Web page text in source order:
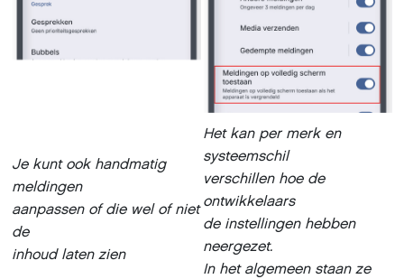
Je kunt ook handmatig
meldingen
aanpassen of die wel of niet
de
inhoud laten zien
Het kan per merk en
systeemschil
verschillen hoe de
ontwikkelaars
de instellingen hebben
neergezet.
In het algemeen staan ze